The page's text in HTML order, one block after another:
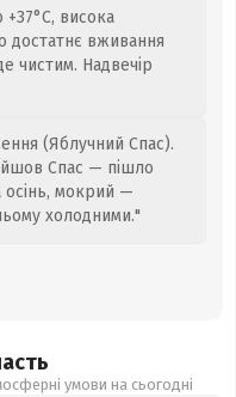
+37°C, висока
достатнє вживання
чистим. Надвечір
(Яблучний Спас).
Спас — пішло
осінь, мокрий —
холодними."
умови на сьогодні